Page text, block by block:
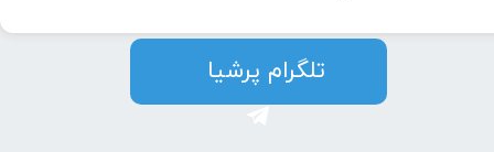
​​​​تلگرام پرشیا